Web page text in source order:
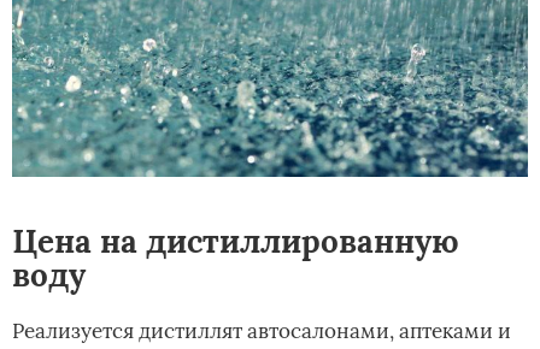
Цена на дистиллированную
воду
Реализуется дистиллят автосалонами, аптеками и